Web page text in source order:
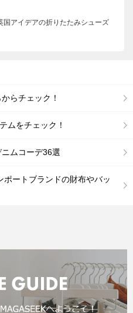
アイデアの折りたたみシューズ
らチェック！
ムをチェック！
ニムコーデ36選
ートブランドの財布やバッ